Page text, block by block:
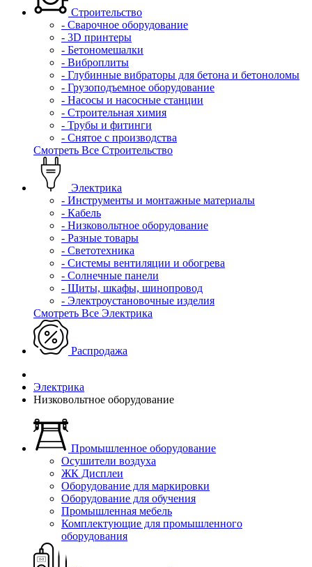
Строительство
- Сварочное оборудование
- 3D принтеры
- Бетономешалки
- Виброплиты
- Глубинные вибраторы для бетона и бетоноломы
- Грузоподъемное оборудование
- Насосы и насосные станции
- Строительная химия
- Трубы и фитинги
- Снятое с производства
Смотреть Все Строительство
Электрика
- Инструменты и монтажные материалы
- Кабель
- Низковольтное оборудование
- Разные товары
- Светотехника
- Системы вентиляции и обогрева
- Солнечные панели
- Щиты, шкафы, шинопровод
- Электроустановочные изделия
Смотреть Все Электрика
Распродажа
Электрика
Низковольтное оборудование
Промышленное оборудование
Осушители воздуха
ЖК Дисплеи
Оборудование для маркировки
Оборудование для обучения
Промышленная мебель
Комплектующие для промышленного
оборудования